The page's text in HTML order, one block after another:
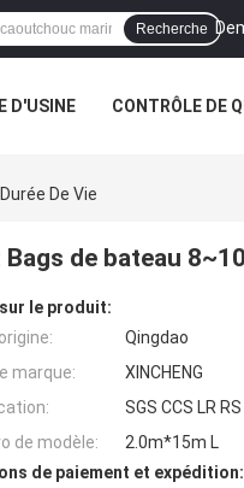
Recherche
D'USINE CONTRÔLE DE
De Vie
de bateau
le produit:
Qingdao
marque:
XINCHENG
SGS CCS LR
de modèle:
2.0m*15m L
de paiement et expédition: